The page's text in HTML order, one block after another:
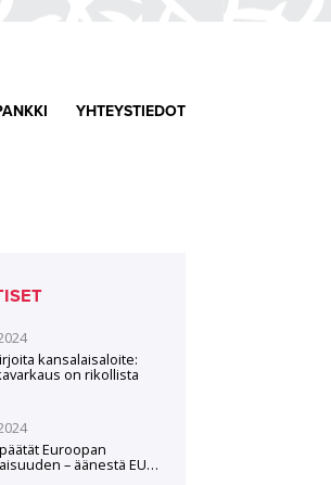
YHTEYSTIEDOT
kansalaisaloite:
on rikollista
Euroopan
– äänestä EU-